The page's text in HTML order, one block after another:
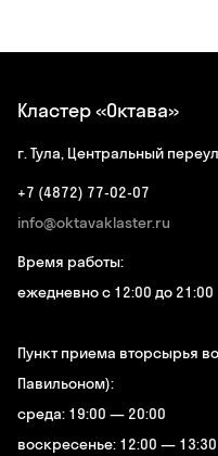
Кластер «Октава»
г. Тула, Центральный
+7 (4872) 77-02-07
info@oktavaklaster.ru
Время работы:
ежедневно с 12:00 до 21:00
Пункт приема вторсырья
Павильоном):
среда: 19:00 — 20:00
воскресенье: 12:00 — 13:30